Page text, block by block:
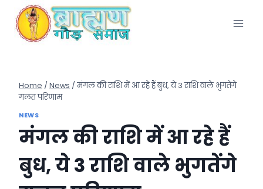
content
Home / News / मंगल की राशि में आ रहे हैं बुध, ये 3 राशि वाले भुगतेंगे
गलत परिणाम
NEWS
मंगल की राशि में आ रहे हैं
बुध, ये 3 राशि वाले भुगतेंगे